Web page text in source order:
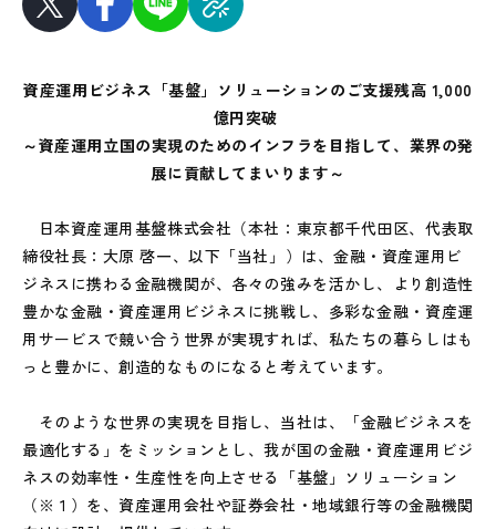
資産運用ビジネス「基盤」ソリューションのご支援残高 1,000
億円突破
～資産運用立国の実現のためのインフラを目指して、業界の発
展に貢献してまいります～
日本資産運用基盤株式会社（本社：東京都千代田区、代表取
締役社長：大原 啓一、以下「当社」）は、金融・資産運用ビ
ジネスに携わる金融機関が、各々の強みを活かし、より創造性
豊かな金融・資産運用ビジネスに挑戦し、多彩な金融・資産運
用サービスで競い合う世界が実現すれば、私たちの暮らしはも
っと豊かに、創造的なものになると考えています。
そのような世界の実現を目指し、当社は、「金融ビジネスを
最適化する」をミッションとし、我が国の金融・資産運用ビジ
ネスの効率性・生産性を向上させる「基盤」ソリューション
（※１） を、資産運用会社や証券会社・地域銀行等の金融機関